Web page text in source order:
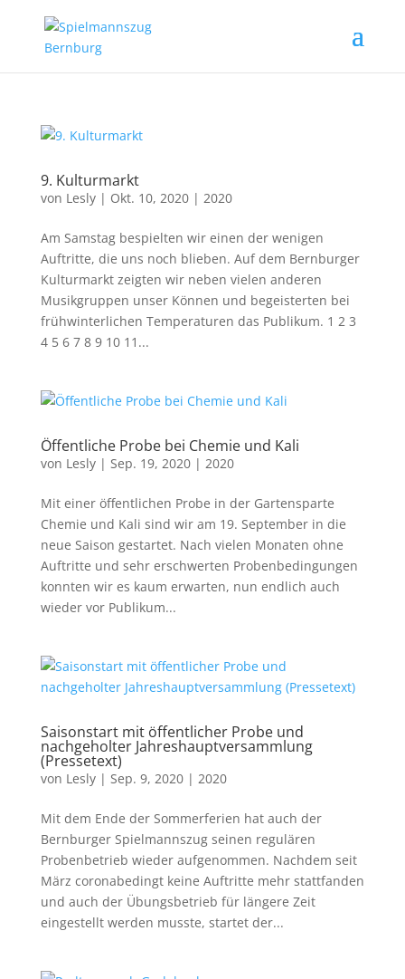
9. Kulturmarkt
von Lesly| Okt. 10, 2020| 2020
Am Samstag bespielten wir einen der wenigen
Auftritte, die uns noch blieben. Auf dem Bernburger
Kulturmarkt zeigten wir neben vielen anderen
Musikgruppen unser Können und begeisterten bei
frühwinterlichen Temperaturen das Publikum. 1 2 3
4 5 6 7 8 9 10 11...
Öffentliche Probe bei Chemie und Kali
von Lesly| Sep. 19, 2020| 2020
Mit einer öffentlichen Probe in der Gartensparte
Chemie und Kali sind wir am 19. September in die
neue Saison gestartet. Nach vielen Monaten ohne
Auftritte und sehr erschwerten Probenbedingungen
konnten wir es kaum erwarten, nun endlich auch
wieder vor Publikum...
Saisonstart mit öffentlicher Probe und
nachgeholter Jahreshauptversammlung
(Pressetext)
von Lesly| Sep. 9, 2020| 2020
Mit dem Ende der Sommerferien hat auch der
Bernburger Spielmannszug seinen regulären
Probenbetrieb wieder aufgenommen. Nachdem seit
März coronabedingt keine Auftritte mehr stattfanden
und auch der Übungsbetrieb für längere Zeit
eingestellt werden musste, startet der...